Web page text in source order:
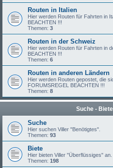
Routen in Italien
Hier werden Routen für Fahrten in
BEACHTEN !!!
Themen: 3
Routen in der Schweiz
Hier werden Routen für Fahrten in
BEACHTEN !!!
Themen: 6
Routen in anderen Ländern
Hier werden Routen gepostet, die
FORUMSREGEL BEACHTEN !!!
Themen: 8
Suche -
Suche
Hier suchen Viller "Benötigtes".
Themen: 93
Biete
Hier bieten Viller "Überflüssiges" an.
Themen: 198